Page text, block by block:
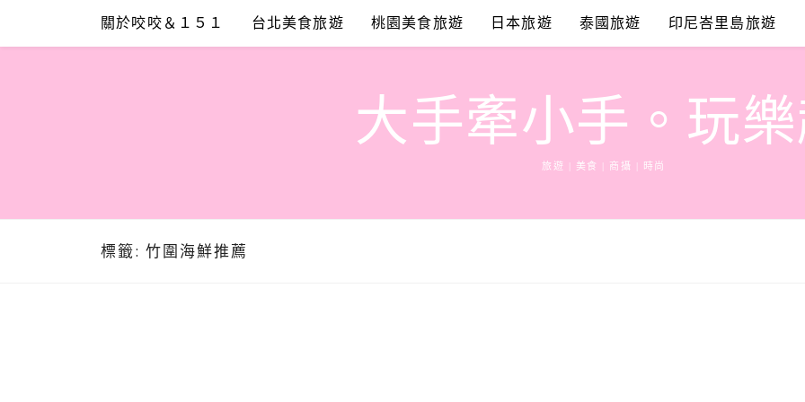
content
關於咬咬＆１５１ 台北美食旅遊 桃園美食旅遊 日本旅遊 泰國旅遊 印尼峇里島旅遊
大手牽小手。玩
旅遊 | 美食 | 商攝 | 時尚
標籤: 竹圍海鮮推薦